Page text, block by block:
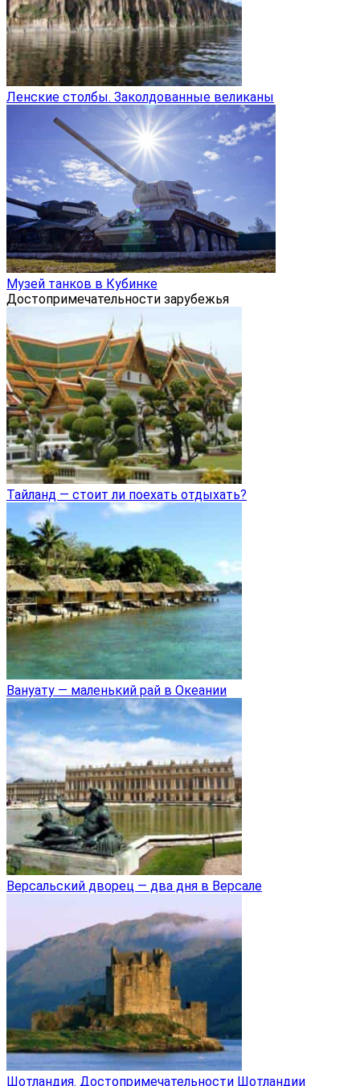
Ленские столбы. Заколдованные великаны
Музей танков в Кубинке
Достопримечательности зарубежья
Тайланд — стоит ли поехать отдыхать?
Вануату — маленький рай в Океании
Версальский дворец — два дня в Версале
Шотландия. Достопримечательности Шотландии